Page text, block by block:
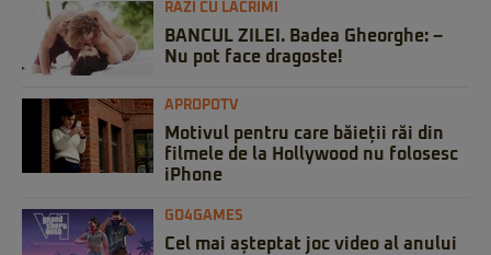
RAZI CU LACRIMI
BANCUL ZILEI. Badea Gheorghe: –
Nu pot face dragoste!
APROPOTV
Motivul pentru care băieții răi din
filmele de la Hollywood nu folosesc
iPhone
GO4GAMES
Cel mai așteptat joc video al anului